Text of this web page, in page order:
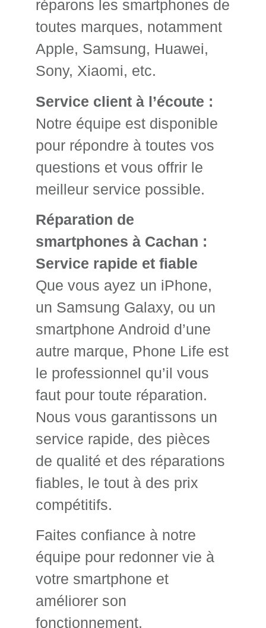
réparons les smartphones de
toutes marques, notamment
Apple, Samsung, Huawei,
Sony, Xiaomi, etc.
Service client à l’écoute :
Notre équipe est disponible
pour répondre à toutes vos
questions et vous offrir le
meilleur service possible.
Réparation de
smartphones à Cachan :
Service rapide et fiable
Que vous ayez un iPhone,
un Samsung Galaxy, ou un
smartphone Android d’une
autre marque, Phone Life est
le professionnel qu’il vous
faut pour toute réparation.
Nous vous garantissons un
service rapide, des pièces
de qualité et des réparations
fiables, le tout à des prix
compétitifs.
Faites confiance à notre
équipe pour redonner vie à
votre smartphone et
améliorer son
fonctionnement.